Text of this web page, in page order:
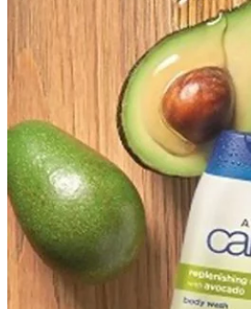
Výlet
Turistika
Hrady
Podujatia
Výstava
Festival
Divadlo
Ubytovanie
Wellness
Gastro
Víno
Kultúra a tradície
Šport a agroturistika
Školstvo
Ekonomika obchod a
Žilinský kraj